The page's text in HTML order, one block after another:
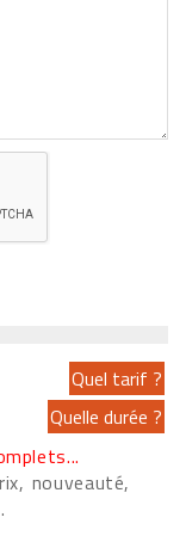
nouveauté,